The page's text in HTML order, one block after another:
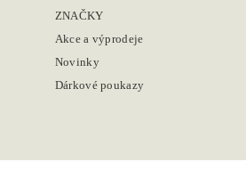
ZNAČKY
Akce a výprodeje
Novinky
Dárkové poukazy